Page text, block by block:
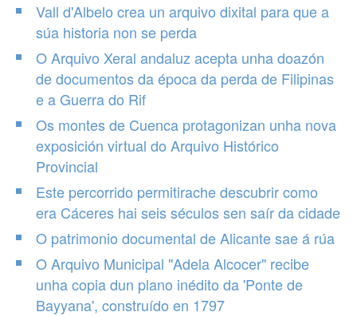
Vall d'Albelo crea un arquivo dixital para que a
súa historia non se perda
O Arquivo Xeral andaluz acepta unha doazón
de documentos da época da perda de Filipinas
e a Guerra do Rif
Os montes de Cuenca protagonizan unha nova
exposición virtual do Arquivo Histórico
Provincial
Este percorrido permitirache descubrir como
era Cáceres hai seis séculos sen saír da cidade
O patrimonio documental de Alicante sae á rúa
O Arquivo Municipal "Adela Alcocer" recibe
unha copia dun plano inédito da 'Ponte de
Bayyana', construído en 1797